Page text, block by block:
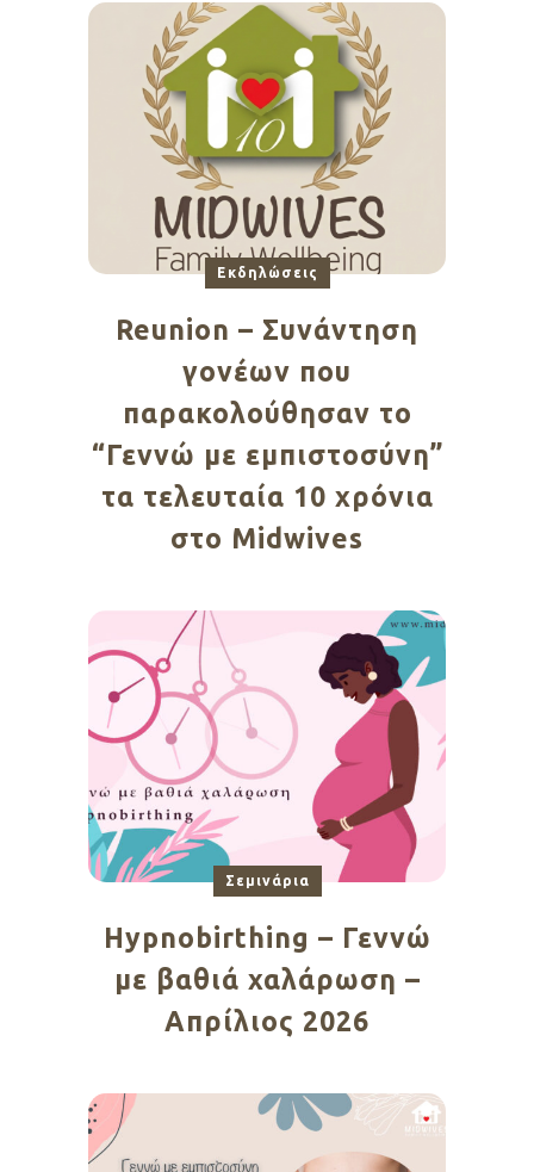
Εκδηλώσεις
Reunion – Συνάντηση
γονέων που
παρακολούθησαν το
“Γεννώ με εμπιστοσύνη”
τα τελευταία 10 χρόνια
στο Midwives
Σεμινάρια
Hypnobirthing – Γεννώ
με βαθιά χαλάρωση –
Απρίλιος 2026